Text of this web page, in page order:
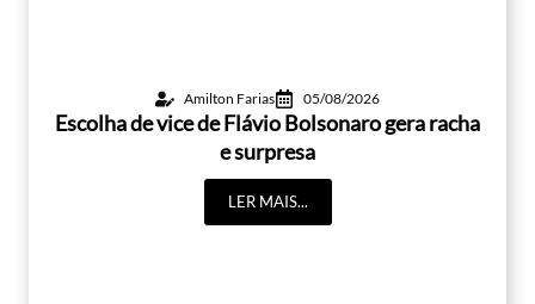
Amilton Farias 05/08/2026
Escolha de vice de Flávio Bolsonaro gera racha
e surpresa
LER MAIS...